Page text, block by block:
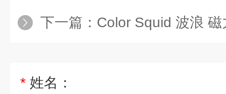
下一篇： Color Squid 波浪 磁
* 姓名：